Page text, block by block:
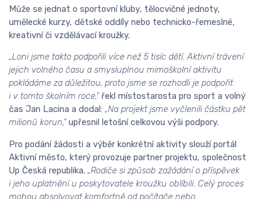
Může se jednat o sportovní kluby, tělocvičné jednoty,
umělecké kurzy, dětské oddíly nebo technicko-řemeslné,
kreativní či vzdělávací kroužky.
„Loni jsme takto podpořili více než 5 tisíc dětí. Aktivní trávení
jejich volného času a smysluplnou mimoškolní aktivitu
pokládáme za důležitou, proto jsme se rozhodli je podpořit
i v tomto školním roce,“řekl místostarosta pro sport a volný
čas Jan Lacina a dodal: „Na projekt jsme vyčlenili částku pět
milionů korun,“upřesnil letošní celkovou výši podpory.
Pro podání žádosti a výběr konkrétní aktivity slouží portál
Aktivní město, který provozuje partner projektu, společnost
Up Česká republika. „Rodiče si způsob zažádání o příspěvek
i jeho uplatnění u poskytovatele kroužku oblíbili. Celý proces
mohou absolvovat komfortně od počítače nebo